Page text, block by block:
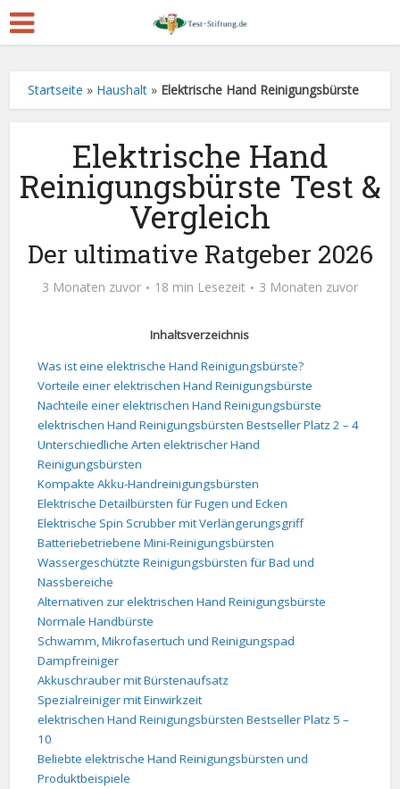
Startseite » Haushalt » Elektrische Hand Reinigungsbürste
Elektrische Hand
Reinigungsbürste Test &
Vergleich
Der ultimative Ratgeber 2026
3 Monaten zuvor 18 min Lesezeit 3 Monaten zuvor
Inhaltsverzeichnis
Was ist eine elektrische Hand Reinigungsbürste?
Vorteile einer elektrischen Hand Reinigungsbürste
Nachteile einer elektrischen Hand Reinigungsbürste
elektrischen Hand Reinigungsbürsten Bestseller Platz 2 – 4
Unterschiedliche Arten elektrischer Hand
Reinigungsbürsten
Kompakte Akku-Handreinigungsbürsten
Elektrische Detailbürsten für Fugen und Ecken
Elektrische Spin Scrubber mit Verlängerungsgriff
Batteriebetriebene Mini-Reinigungsbürsten
Wassergeschützte Reinigungsbürsten für Bad und
Nassbereiche
Alternativen zur elektrischen Hand Reinigungsbürste
Normale Handbürste
Schwamm, Mikrofasertuch und Reinigungspad
Dampfreiniger
Akkuschrauber mit Bürstenaufsatz
Spezialreiniger mit Einwirkzeit
elektrischen Hand Reinigungsbürsten Bestseller Platz 5 –
10
Beliebte elektrische Hand Reinigungsbürsten und
Produktbeispiele